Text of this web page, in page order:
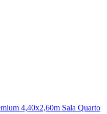
4,40x2,60m Sala Quarto